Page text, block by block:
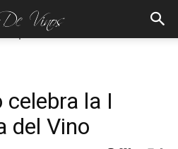
la I
del Vino